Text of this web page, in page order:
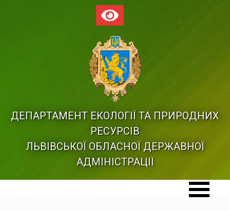
ДЕПАРТАМЕНТ ЕКОЛОГІЇ ТА ПРИРОДНИХ
РЕСУРСІВ
ЛЬВІВСЬКОЇ ОБЛАСНОЇ ДЕРЖАВНОЇ
АДМІНІСТРАЦІЇ